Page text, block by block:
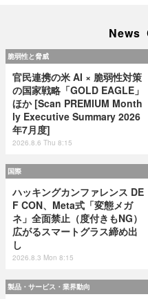
News
脆弱性と脅威
官民連携の米 AI × 脆弱性対策
の国家戦略「GOLD EAGLE」
ほか [Scan PREMIUM Month
ly Executive Summary 2026
年7月度]
2026.8.6 Thu 8:15
国際
ハッキングカンファレンス DE
F CON、Meta式「変態メガ
ネ」全面禁止（度付きもNG）
広がるスマートグラス締め出
し
2026.8.3 Mon 8:15
製品・サービス・業界動向